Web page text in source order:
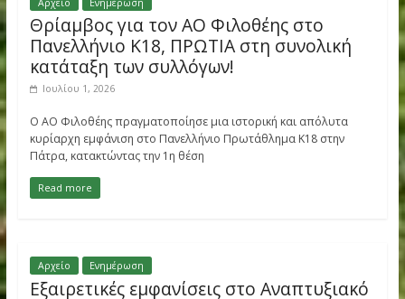
Πανελλήνιο Κ18, ΠΡΩΤΙΑ στη συνολική
κατάταξη των συλλόγων!